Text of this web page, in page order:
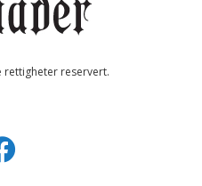
rettigheter reservert.